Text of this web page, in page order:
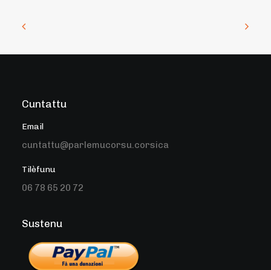
Cuntattu
Email
cuntattu@parlemucorsu.corsica
Tilèfunu
06 78 65 20 72
Sustenu